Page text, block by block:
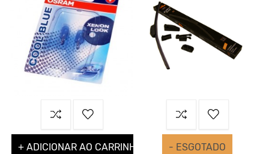
+ ADICIONAR AO CARRINHO - ESGOTADO